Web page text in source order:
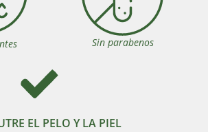
Sin parabenos
EL PELO Y LA PIEL